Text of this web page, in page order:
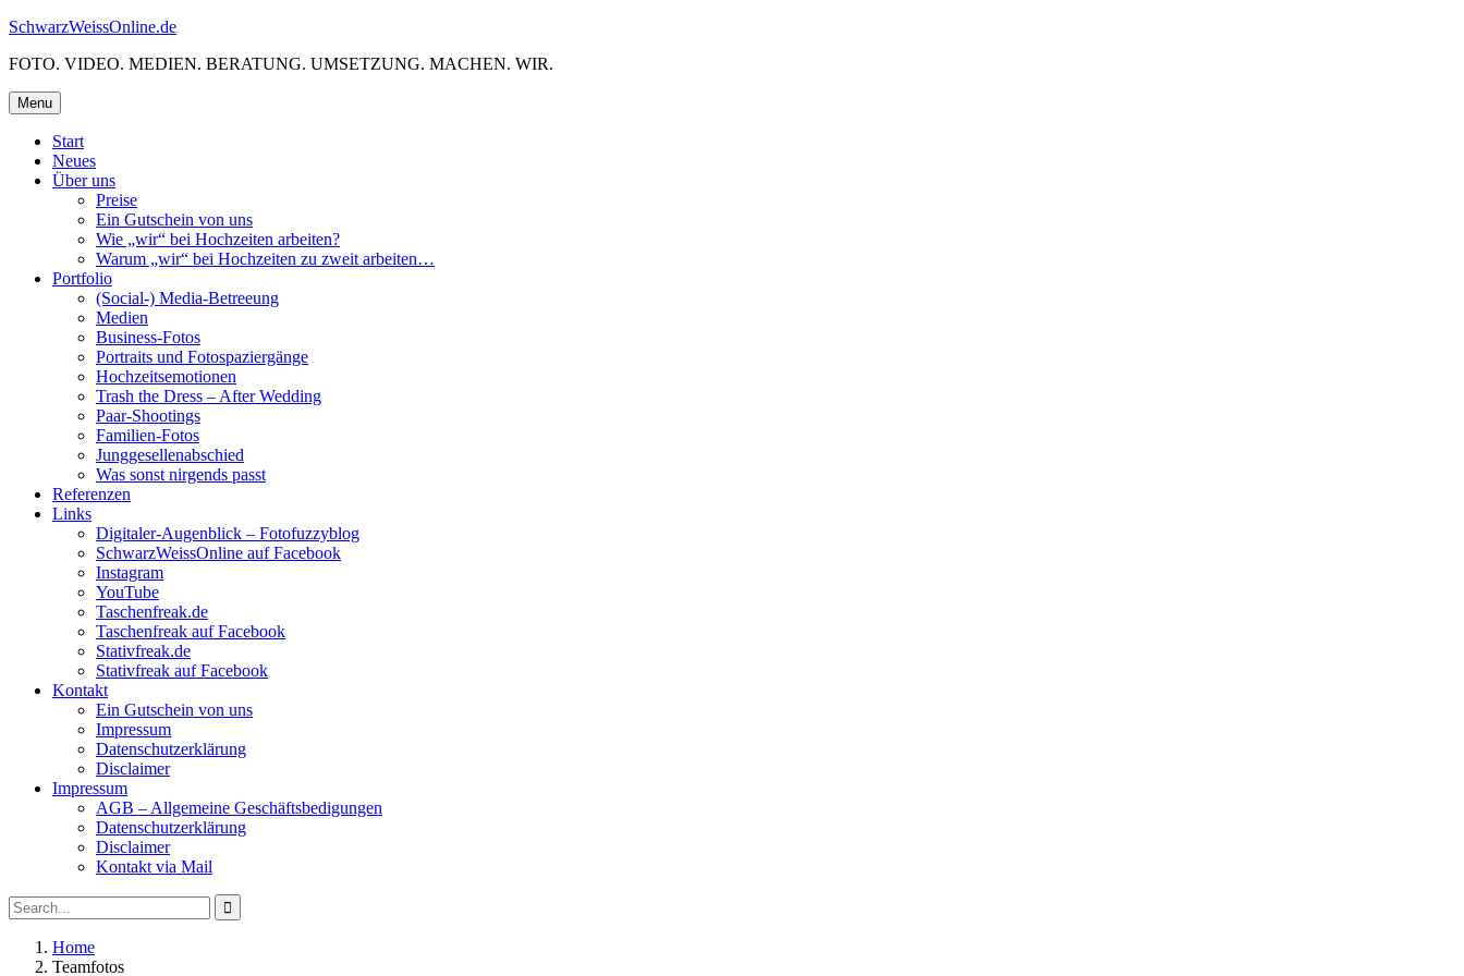
Skip
content
SchwarzWeissOnline.de
FOTO. VIDEO. MEDIEN. BERATUNG. UMSETZUNG. MACHEN. WIR.
Menu
Start
Neues
Über uns
Preise
Ein Gutschein von uns
Wie „wir“ bei Hochzeiten arbeiten?
Warum „wir“ bei Hochzeiten zu zweit arbeiten…
Portfolio
(Social-) Media-Betreeung
Medien
Business-Fotos
Portraits und Fotospaziergänge
Hochzeitsemotionen
Trash the Dress – After Wedding
Paar-Shootings
Familien-Fotos
Junggesellenabschied
Was sonst nirgends passt
Referenzen
Links
Digitaler-Augenblick – Fotofuzzyblog
SchwarzWeissOnline auf Facebook
Instagram
YouTube
Taschenfreak.de
Taschenfreak auf Facebook
Stativfreak.de
Stativfreak auf Facebook
Kontakt
Ein Gutschein von uns
Impressum
Datenschutzerklärung
Disclaimer
Impressum
AGB – Allgemeine Geschäftsbedigungen
Datenschutzerklärung
Disclaimer
Kontakt via Mail
Search
Search
for:
Home
Posts
Teamfotos